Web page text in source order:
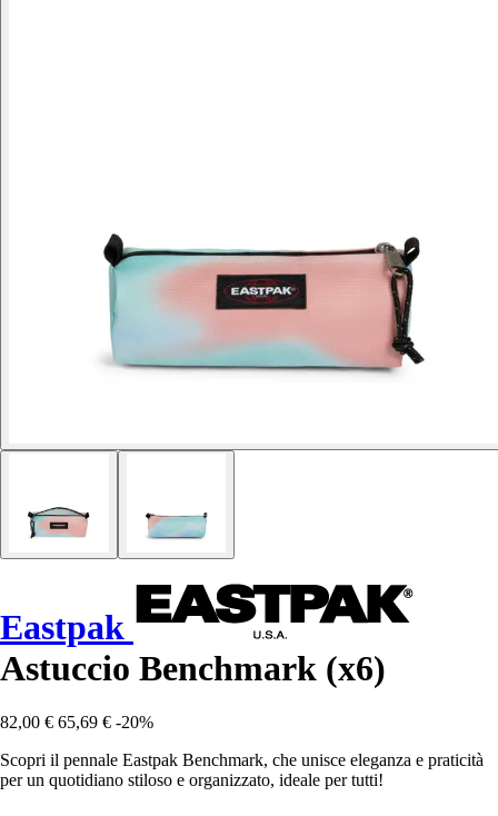
Eastpak
Astuccio Benchmark (x6)
82,00 € 65,69 € -20%
Scopri il pennale Eastpak Benchmark, che unisce eleganza e praticità
per un quotidiano stiloso e organizzato, ideale per tutti!